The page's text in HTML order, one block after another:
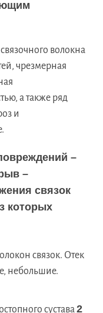
волокна
чрезмерная
а также ряд
и
–
–
связок
которых
связок. Отек
небольшие.
сустава2